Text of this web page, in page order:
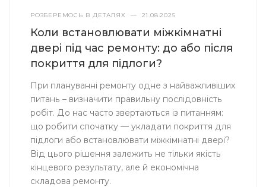
РОЗБЕРЕМОСЬ В ДЕТАЛЯХ — 21.08.2025
Коли встановлювати міжкімнатні
двері під час ремонту: до або після
покриття для підлоги?
При плануванні ремонту одне з найважливіших
питань – визначити правильну послідовність
робіт. До нас часто звертаються із питанням:
що робити спочатку — укладати покриття для
підлоги або встановлювати міжкімнатні двері?
Від цього рішення залежить не тільки якість
кінцевого результату, але й економічна
складова ремонту.